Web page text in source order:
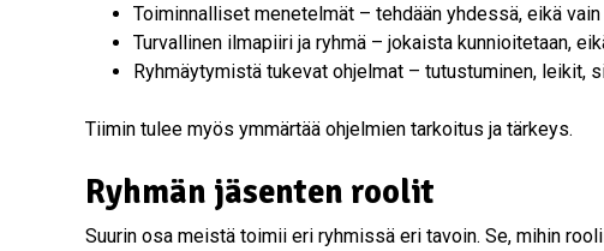
Toiminnalliset menetelmät – tehdään yhdessä, eikä
Turvallinen ilmapiiri ja ryhmä – jokaista kunnioitetaan,
Ryhmäytymistä tukevat ohjelmat – tutustuminen, leikit,
Tiimin tulee myös ymmärtää ohjelmien tarkoitus ja tärkeys.
Ryhmän jäsenten roolit
Suurin osa meistä toimii eri ryhmissä eri tavoin. Se, mihin